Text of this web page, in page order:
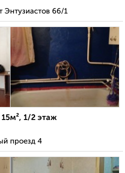
Энтузиастов 66/1
1/2 этаж
проезд 4